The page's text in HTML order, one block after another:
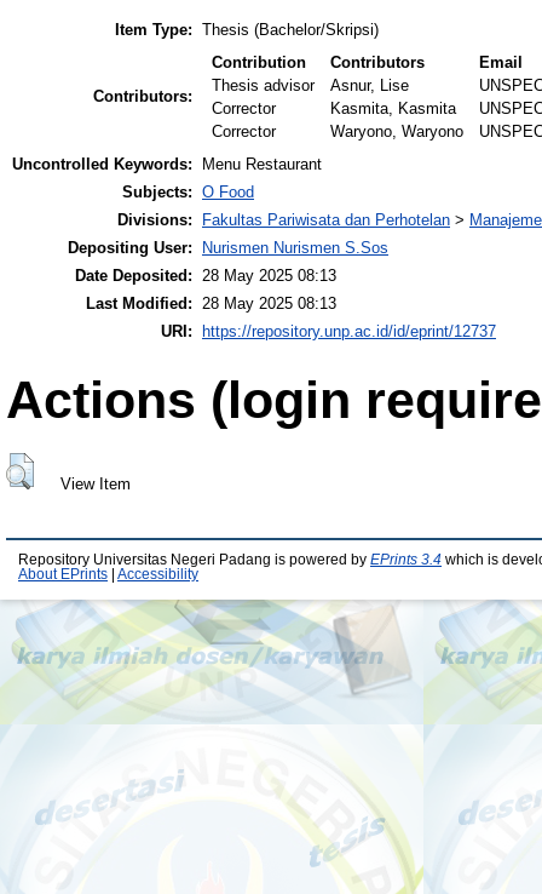
Item Type: Thesis (Bachelor/Skripsi)
Contributors:
Contribution Contributors
Email
Thesis advisor
Asnur, Lise
Corrector
Kasmita, Kasmita
Corrector
Waryono, Waryono
Uncontrolled Keywords:
Menu Restaurant
Subjects: O Food
Divisions:
Fakultas Pariwisata dan Perhotelan >
Depositing User:
Nurismen Nurismen S.Sos
Date Deposited: 28 May 2025 08:13
Last Modified: 28 May 2025 08:13
URI:
https://repository.unp.ac.id/id/eprint/12737
Actions (login
View Item
Repository Universitas Negeri Padang is powered by EPrints 3.4 which is
About EPrints
Accessibility